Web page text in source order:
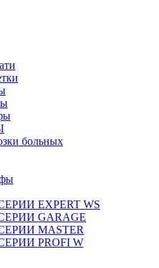
больных
EXPERT WS
GARAGE
MASTER
PROFI W